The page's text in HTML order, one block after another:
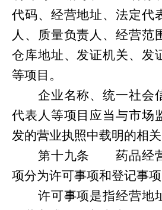
代码、经营地址、法定代
人、质量负责人、经营范
仓库地址、发证机关、发
等项目。
企业名称、统一社会
代表人等项目应当与市场
发的营业执照中载明的相关
第十九条
药品经
项分为许可事项和登记事项
许可事项是指经营地